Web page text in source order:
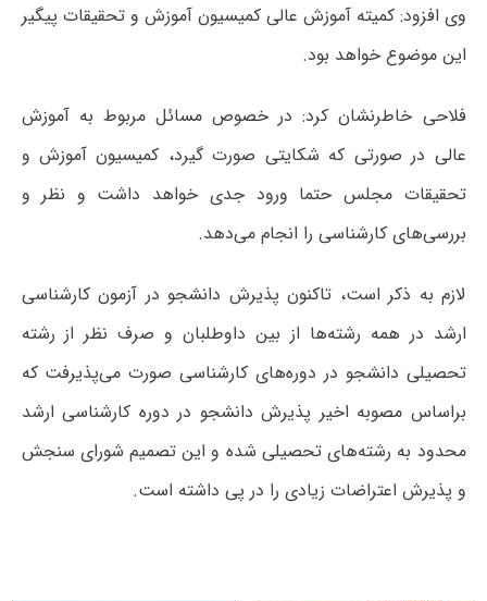
وی افزود: کمیته آموزش عالی کمیسیون آموزش و تحقیقات پیگیر
این موضوع خواهد بود.
فلاحی خاطرنشان کرد: در خصوص مسائل مربوط به آموزش
عالی در صورتی که شکایتی صورت گیرد، کمیسیون آموزش و
تحقیقات مجلس حتما ورود جدی خواهد داشت و نظر و
بررسی‌های کارشناسی را انجام می‌دهد.
لازم به ذکر است، تاکنون پذیرش دانشجو در آزمون کارشناسی
ارشد در همه رشته‌ها از بین داوطلبان و صرف نظر از رشته
تحصیلی دانشجو در دوره‌های کارشناسی صورت می‌پذیرفت که
براساس مصوبه اخیر پذیرش دانشجو در دوره کارشناسی ارشد
محدود به رشته‌های تحصیلی شده و این تصمیم شورای سنجش
و پذیرش اعتراضات زیادی را در پی داشته است.